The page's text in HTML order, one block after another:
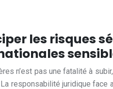
les risques
n’est pas une fatalité à
responsabilité juridique face